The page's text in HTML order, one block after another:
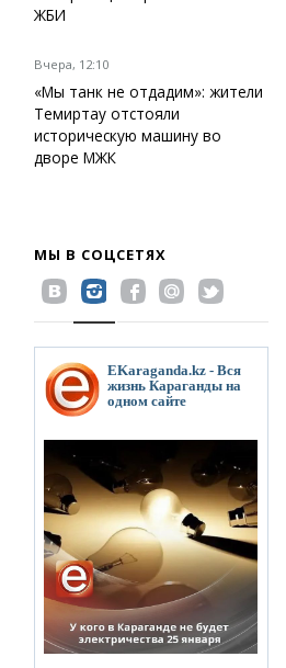
ЖБИ
Вчера, 12:10
«Мы танк не отдадим»: жители
Темиртау отстояли
историческую машину во
дворе МЖК
МЫ В СОЦСЕТЯХ
EKaraganda.kz - Вся
жизнь Караганды на
одном сайте